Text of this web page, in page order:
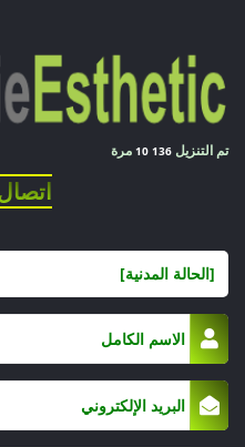
تم التنزيل 10 136 مرة
[الحالة المدنية]